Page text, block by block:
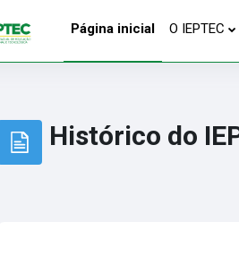
Página inicial
O IEPTEC
Histórico do